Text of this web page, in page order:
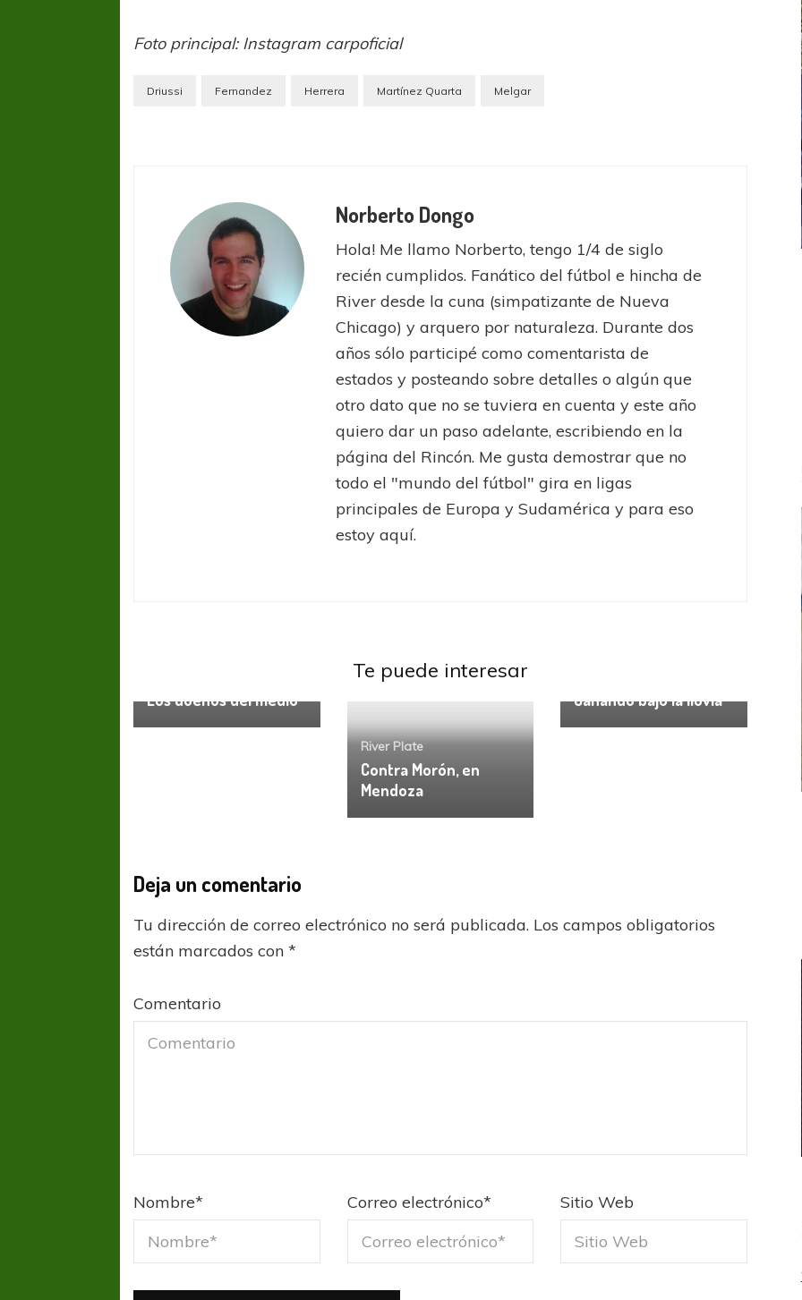
Foto principal: Instagram carpoficial
Driussi Fernandez Herrera Martínez Quarta Melgar
Norberto Dongo
Hola! Me llamo Norberto, tengo 1/4 de siglo
recién cumplidos. Fanático del fútbol e hincha de
River desde la cuna (simpatizante de Nueva
Chicago) y arquero por naturaleza. Durante dos
años sólo participé como comentarista de
estados y posteando sobre detalles o algún que
otro dato que no se tuviera en cuenta y este año
quiero dar un paso adelante, escribiendo en la
página del Rincón. Me gusta demostrar que no
todo el "mundo del fútbol" gira en ligas
principales de Europa y Sudamérica y para eso
estoy aquí.
Te puede interesar
Los dueños del medio
River Plate
Contra Morón, en
Mendoza
Ganando bajo la lluvia
Deja un comentario
Tu dirección de correo electrónico no será publicada. Los campos obligatorios
están marcados con*
Comentario
Nombre* Correo electrónico* Sitio Web
COPA SUDAMERICANA LANÚS
Sur Defendido
UEFA CHAMPIONS LEAGUE
PSG celebró el bicampeonato
Korn
FÚTBOL FEMENINO